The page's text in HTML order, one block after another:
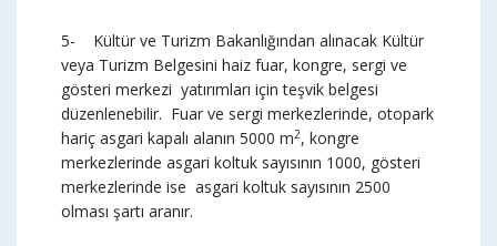
5- Kültür ve Turizm Bakanlığından alınacak Kültür
veya Turizm Belgesini haiz fuar, kongre, sergi ve
gösteri merkezi yatırımları için teşvik belgesi
düzenlenebilir. Fuar ve sergi merkezlerinde, otopark
hariç asgari kapalı alanın 5000 m2, kongre
merkezlerinde asgari koltuk sayısının 1000, gösteri
merkezlerinde ise asgari koltuk sayısının 2500
olması şartı aranır.